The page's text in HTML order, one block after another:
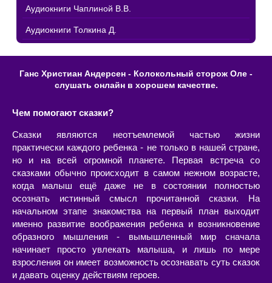
Аудиокниги Чаплиной В.В.
Аудиокниги Толкина Д.
Ганс Христиан Андерсен - Колокольный сторож Оле -
слушать онлайн в хорошем качестве.
Чем помогают сказки?
Сказки являются неотъемлемой частью жизни
практически каждого ребенка - не только в нашей стране,
но и на всей огромной планете. Первая встреча со
сказками обычно происходит в самом нежном возрасте,
когда малыш ещё даже не в состоянии полностью
осознать истинный смысл прочитанной сказки. На
начальном этапе знакомства на первый план выходит
именно развитие воображения ребенка и возникновение
образного мышления - вымышленный мир сначала
начинает просто увлекать малыша, и лишь по мере
взросления он имеет возможность осознавать суть сказок
и давать оценку действиям героев.